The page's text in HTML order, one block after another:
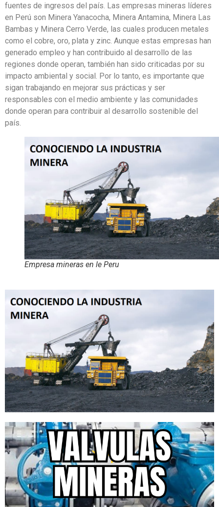
fuentes de ingresos del país. Las empresas mineras líderes
en Perú son Minera Yanacocha, Minera Antamina, Minera Las
Bambas y Minera Cerro Verde, las cuales producen metales
como el cobre, oro, plata y zinc. Aunque estas empresas han
generado empleo y han contribuido al desarrollo de las
regiones donde operan, también han sido criticadas por su
impacto ambiental y social. Por lo tanto, es importante que
sigan trabajando en mejorar sus prácticas y ser
responsables con el medio ambiente y las comunidades
donde operan para contribuir al desarrollo sostenible del
país.
Empresa mineras en le Peru